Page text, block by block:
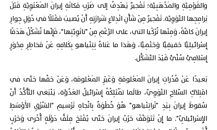
والقَوْمِيَّةِ والمَذْهَبِيَّة؛ تَفْجيرٌ يَهْدِفُ إلى ضَرْبِ مَكانَةِ إيرانَ المَعْنَوِيَّةِ قَبْلَ
بَرامِجِها النَّوَوِيَّة. تَفْجيرٌ مِنْ شَأْنِ انْدِلاعِ شَرارَتِهِ أَنْ يُصيبَ مَقْتَلًا في دُوَلِ جِوارِ
إيرانَ كافَّةً، وَمِنْها تُرْكْيا التي، على الرَّغْمِ مِنْ "ناتَوِيَّتِها"، فَإِنَّها تُشَكِّلُ هَدَفًا
إِسْرائيلِيًّا حَقيقِيًّا وَحَتْمِيًّا، وَهَذا ما عَناهُ نِتِنْياهو بِكَلامِهِ عَنْ مَخاطِرِ مِحْوَرٍ
إِسْلامِيٍّ سُنِّيٍّ قَيْدَ التَّشَكُّل.
بَعيدًا عَنْ قُدُراتِ إيرانَ المَعْلومَةِ وَغَيْرِ المَعْلومَة، وَعَنْ حَقِّها حَتّى في
امْتِلاكِ السِّلاحِ النَّوَوِيّ، طالَما تَمْتَلِكُهُ إِسْرائيلُ العَدُوَّة، يَنْبَغي التَّأَكُّدُ أَنَّ
سُقوطَ إيرانَ بِيَدِ "تْراتِنْياهو" هُوَ خُطْوَةٌ بِاتِّجاهِ تَرْسيمِ "الشَّرْقِ الأَوْسَطِ
الإِسْرائيلِيّ". ما إِنْ تَتَوَقَّفْ حَرْبُ إيرانَ حَتّى يُفْتَحَ مِلَفُّ دَوْلَةٍ أُخْرى وَحَرْبٍ